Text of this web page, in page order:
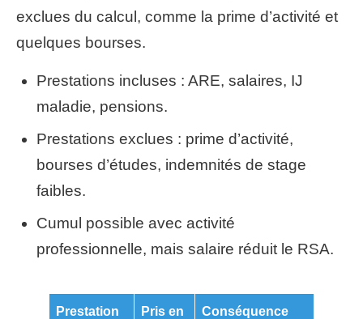
exclues du calcul, comme la prime d’activité et
quelques bourses.
Prestations incluses : ARE, salaires, IJ
maladie, pensions.
Prestations exclues : prime d’activité,
bourses d’études, indemnités de stage
faibles.
Cumul possible avec activité
professionnelle, mais salaire réduit le RSA.
Prestation
Pris en
Conséquence